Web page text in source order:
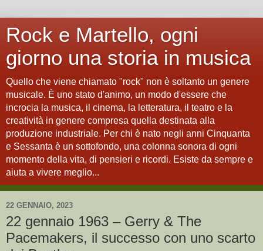
Rock e Martello, ogni
giorno una storia in musica
Quello che viene chiamato "rock" non è soltanto un genere
musicale. È uno stato d'animo, un modo d'essere che
incrocia la musica, il cinema, la letteratura, il teatro e la
creatività in genere compresa quella destinata alla
produzione industriale. Per chi è nato negli anni Cinquanta
e Sessanta è un sottofondo, una colonna sonora di ogni
momento della vita, di pensieri e ricordi. Esiste da sempre e
aiuta a vivere meglio...
22 GENNAIO, 2023
22 gennaio 1963 – Gerry & The
Pacemakers, il successo con uno scarto